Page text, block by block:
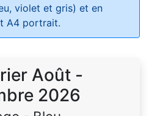
violet et gris) et en
A4 portrait.
Août -
2026